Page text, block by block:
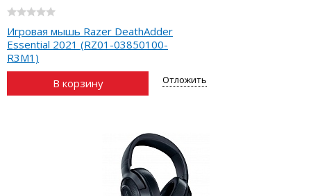
Игровая мышь Razer DeathAdder
Essential 2021 (RZ01-03850100-
R3M1)
В корзину
Отложить